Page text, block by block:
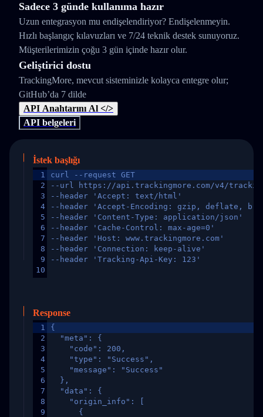
Sadece 3 günde kullanıma hazır
Uzun entegrasyon mu endişelendiriyor? Endişelenmeyin.
Hızlı başlangıç kılavuzları ve 7/24 teknik destek sunuyoruz.
Müşterilerimizin çoğu 3 gün içinde hazır olur.
Geliştirici dostu
TrackingMore, mevcut sisteminizle kolayca entegre olur;
GitHub’da 7 dilde
API Anahtarını Al </>
API belgeleri
İstek başlığı
1
2
3
4
5
6
7
8
9
10
curl --request GET
--url https://api.trackingmore.com/v4/trackings/
--header 'Accept: text/html'
--header 'Accept-Encoding: gzip, deflate,
--header 'Content-Type: application/json'
--header 'Cache-Control: max-age=0'
--header 'Host: www.trackingmore.com'
--header 'Connection: keep-alive'
--header 'Tracking-Api-Key: 123'
Response
1
2
3
4
5
6
7
8
9
{
  "meta": {
    "code": 200,
    "type": "Success",
    "message": "Success"
  },
  "data": {
    "origin_info": [
      {